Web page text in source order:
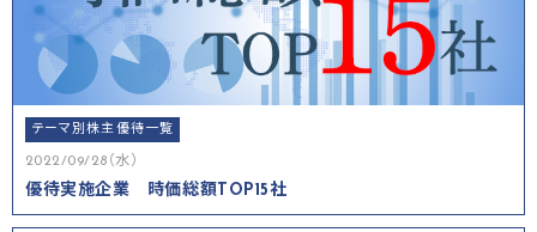
テーマ別株主優待一覧
2022/09/28（水）
優待実施企業 時価総額TOP15社